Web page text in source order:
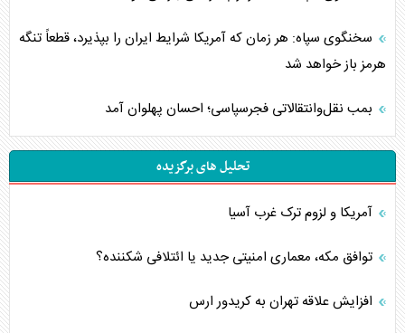
سخنگوی سپاه: هر زمان که آمریکا شرایط ایران را بپذیرد، قطعاً تنگه
هرمز باز خواهد شد
بمب نقل‌وانتقالاتی فجرسپاسی؛ احسان پهلوان آمد
تحلیل های برگزیده
آمریکا و لزوم ترک غرب آسیا
توافق مکه، معماری امنیتی جدید یا ائتلافی شکننده؟
افزایش علاقه تهران به کریدور ارس